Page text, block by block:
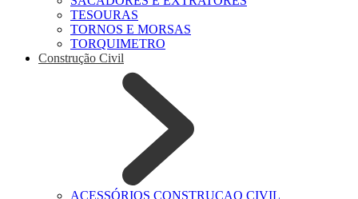
TESOURAS
TORNOS E MORSAS
TORQUIMETRO
Construção Civil
ACESSÓRIOS CONSTRUCAO CIVIL